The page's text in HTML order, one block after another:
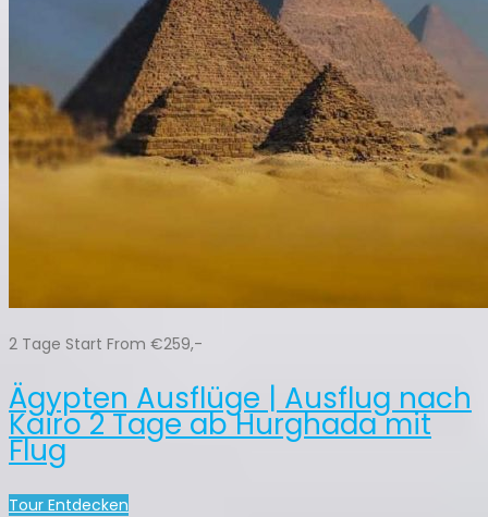
2 Tage Start From €259,-
Ägypten Ausflüge | Ausflug nach
Kairo 2 Tage ab Hurghada mit
Flug
Tour Entdecken